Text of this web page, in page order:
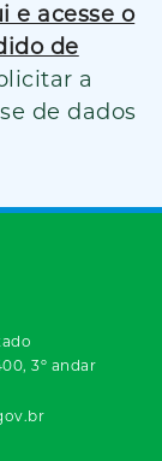
e acesse o
de
a
de dados
3º andar